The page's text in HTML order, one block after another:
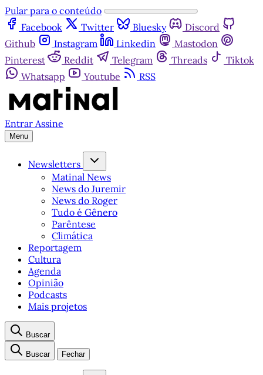
Pular para o conteúdo
Facebook
Twitter Bluesky
Discord
Github
Instagram Linkedin
Mastodon
Pinterest
Reddit Telegram Threads
Tiktok
Whatsapp
Youtube RSS
Entrar Assine
Menu
Newsletters
Matinal News
News do Juremir
News do Roger
Tudo é Gênero
Parêntese
Climática
Reportagem
Cultura
Agenda
Opinião
Podcasts
Mais projetos
Buscar
Buscar Fechar